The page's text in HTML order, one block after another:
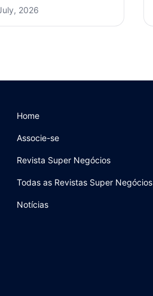
2026
Home
Associe-se
Revista Super Negócios
Todas as Revistas Super Negócios
Notícias